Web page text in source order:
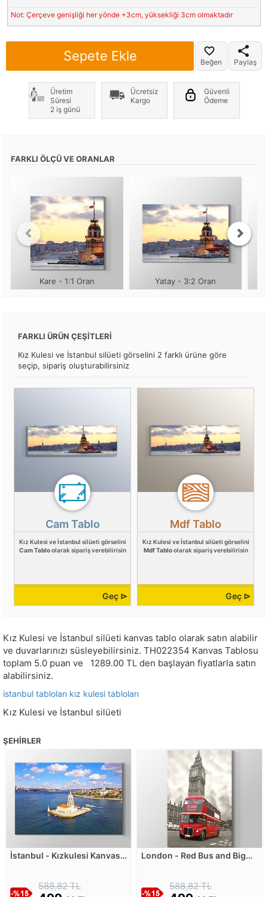
Not: Çerçeve genişliği her yönde +3cm, yüksekliği 3cm olmaktadır
Sepete Ekle Beğen Paylaş
Üretim
Süresi
2 iş günü
Ücretsiz
Kargo
Güvenli
Ödeme
FARKLI ÖLÇÜ VE ORANLAR
Kare - 1:1 Oran Yatay - 3:2 Oran
FARKLI ÜRÜN ÇEŞİTLERİ
Kız Kulesi ve İstanbul silüeti görselini 2 farklı ürüne göre
seçip, sipariş oluşturabilirsiniz
Cam Tablo
Kız Kulesi ve İstanbul silüeti görselini
Cam Tabloolarak sipariş verebilirisin
Geç ⊳
Mdf Tablo
Kız Kulesi ve İstanbul silüeti görselini
Mdf Tabloolarak sipariş verebilirisin
Geç ⊳
Kız Kulesi ve İstanbul silüeti kanvas tablo olarak satın alabilir
ve duvarlarınızı süsleyebilirsiniz. TH022354 Kanvas Tablosu
toplam 5.0 puan ve 1289.00 TL den başlayan fiyatlarla satın
alabilirsiniz.
istanbul tabloları kız kulesi tabloları
Kız Kulesi ve İstanbul silüeti
ŞEHIRLER
İstanbul - Kızkulesi Kanvas
588,82 TL
London - Red Bus and Big
588,82 TL